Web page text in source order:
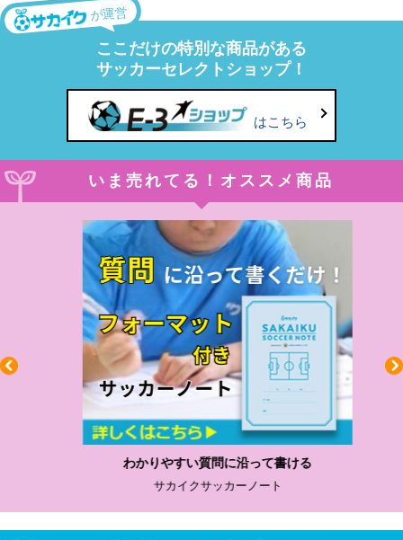
が運営
ここだけの特別な商品がある
サッカーセレクトショップ！
はこちら
いま売れてる！オススメ商品
わかりやすい質問に沿って書ける
サカイクサッカーノート